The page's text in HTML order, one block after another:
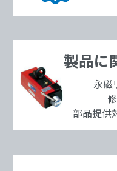
製品に
永磁
部品提供